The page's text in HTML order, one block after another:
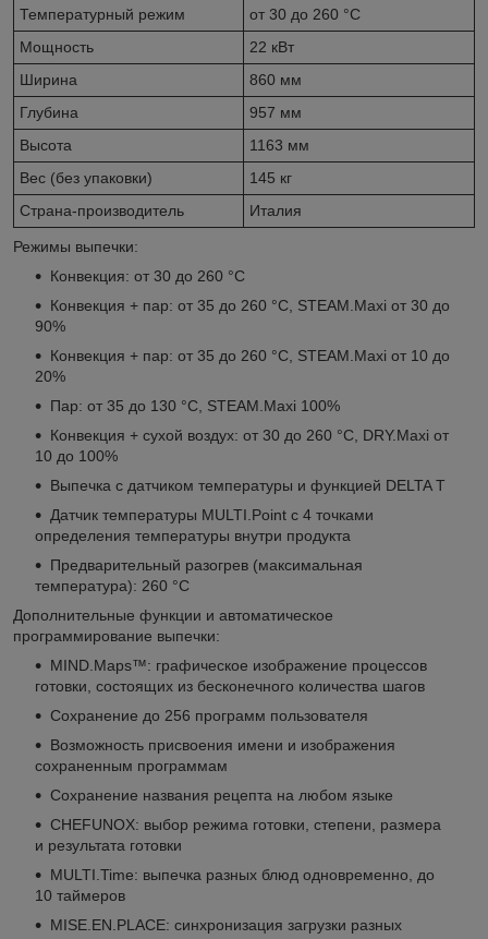
Температурный режим
от 30 до 260 °С
Мощность
22 кВт
Ширина
860 мм
Глубина
957 мм
Высота
1163 мм
Вес (без упаковки)
145 кг
Страна-производитель
Италия
Режимы выпечки:
Конвекция: от 30 до 260 °C
Конвекция + пар: от 35 до 260 °C, STEAM.Maxi от 30 до
90%
Конвекция + пар: от 35 до 260 °C, STEAM.Maxi от 10 до
20%
Пар: от 35 до 130 °C, STEAM.Maxi 100%
Конвекция + сухой воздух: от 30 до 260 °C, DRY.Maxi от
10 до 100%
Выпечка с датчиком температуры и функцией DELTA T
Датчик температуры MULTI.Point с 4 точками
определения температуры внутри продукта
Предварительный разогрев (максимальная
температура): 260 °С
Дополнительные функции и автоматическое
программирование выпечки:
MIND.Maps™: графическое изображение процессов
готовки, состоящих из бесконечного количества шагов
Сохранение до 256 программ пользователя
Возможность присвоения имени и изображения
сохраненным программам
Сохранение названия рецепта на любом языке
CHEFUNOX: выбор режима готовки, степени, размера
и результата готовки
MULTI.Time: выпечка разных блюд одновременно, до
10 таймеров
MISE.EN.PLACE: синхронизация загрузки разных